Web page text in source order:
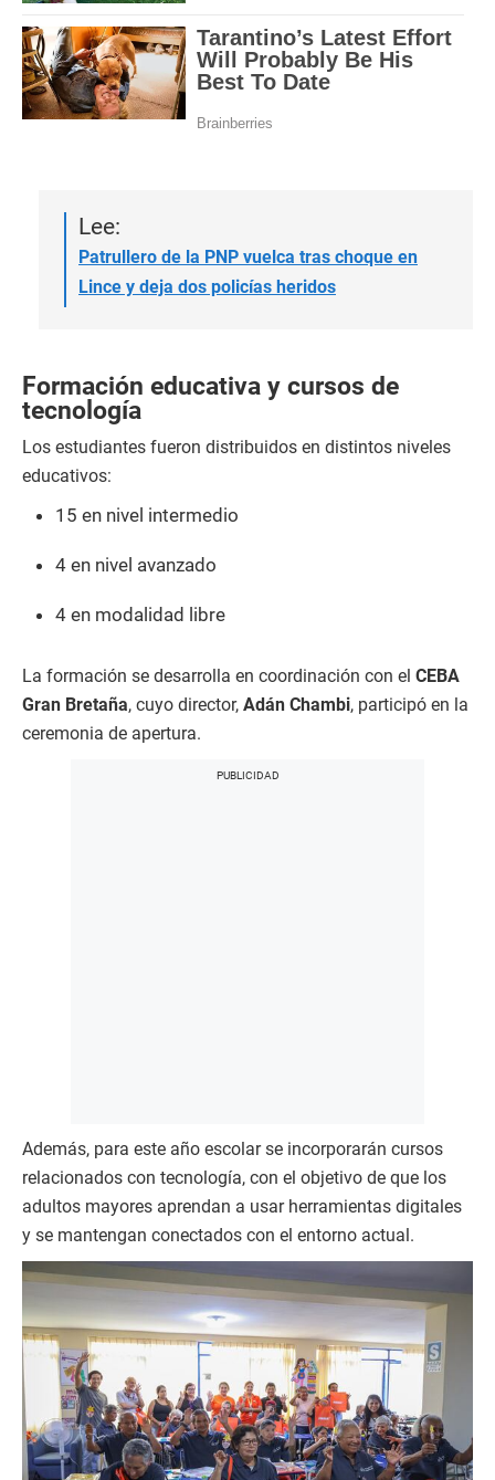
Lee:
Patrullero de la PNP vuelca tras choque en
Lince y deja dos policías heridos
Formación educativa y cursos de
tecnología
Los estudiantes fueron distribuidos en distintos niveles
educativos:
15 en nivel intermedio
4 en nivel avanzado
4 en modalidad libre
La formación se desarrolla en coordinación con el CEBA
Gran Bretaña, cuyo director, Adán Chambi, participó en la
ceremonia de apertura.
Además, para este año escolar se incorporarán cursos
relacionados con tecnología, con el objetivo de que los
adultos mayores aprendan a usar herramientas digitales
y se mantengan conectados con el entorno actual.